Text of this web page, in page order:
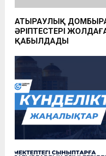
АТЫРАУЛЫҚ
ӘРІПТЕСТЕРІ
ҚАБЫЛДАДЫ